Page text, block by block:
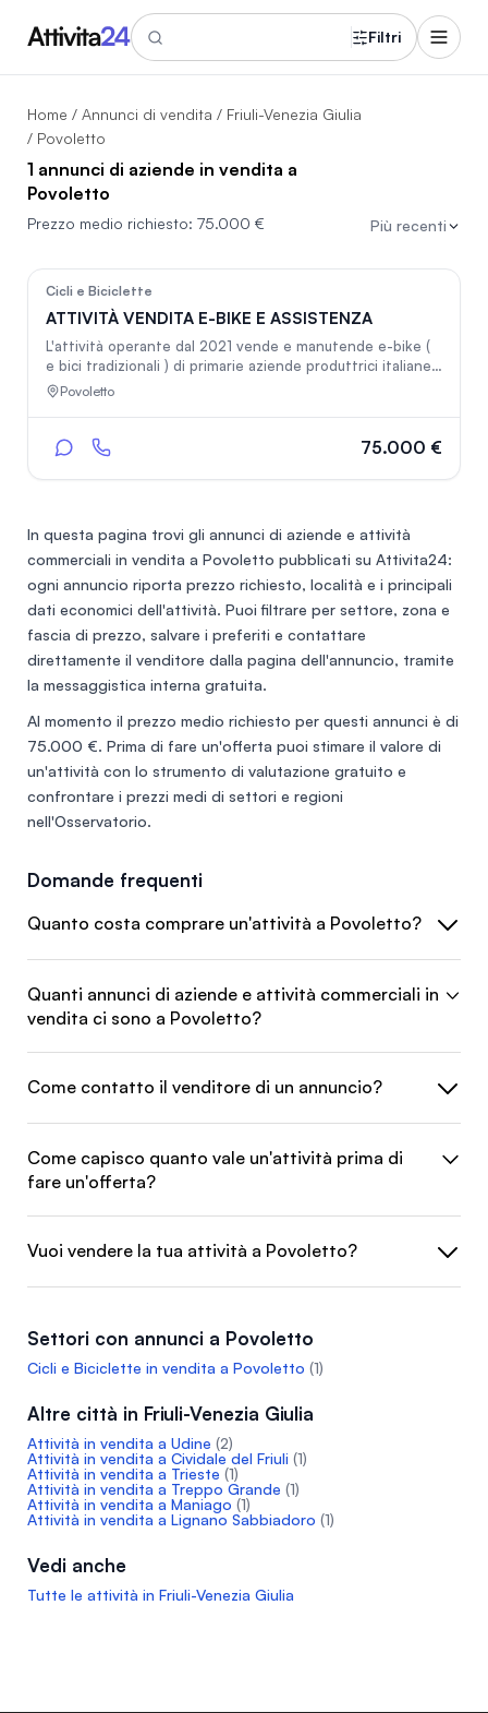
Filtri
Home / Annunci di vendita / Friuli-Venezia Giulia
/ Povoletto
1 annunci di aziende in vendita a
Povoletto
Prezzo medio richiesto: 75.000 € Più recenti
Cicli e Biciclette
ATTIVITÀ VENDITA E-BIKE E ASSISTENZA
L'attività operante dal 2021 vende e manutende e-bike (
e bici tradizionali ) di primarie aziende produttrici italiane
ed estere con rapporti commerciali consolidati nel tempo
commerce. I locali sono protetti da sofisticato impianto di
telecamere, sensori di vibrazione sulle vetrate, strobo
Povoletto
75.000 €
In questa pagina trovi gli annunci di aziende e attività
commerciali in vendita a Povoletto pubblicati su Attivita24:
ogni annuncio riporta prezzo richiesto, località e i principali
dati economici dell'attività. Puoi filtrare per settore, zona e
fascia di prezzo, salvare i preferiti e contattare
direttamente il venditore dalla pagina dell'annuncio, tramite
la messaggistica interna gratuita.
Al momento il prezzo medio richiesto per questi annunci è di
75.000 €. Prima di fare un'offerta puoi stimare il valore di
un'attività con lo strumento di valutazione gratuito e
confrontare i prezzi medi di settori e regioni
nell'Osservatorio.
Domande frequenti
Quanto costa comprare un'attività a Povoletto?
Quanti annunci di aziende e attività commerciali in
vendita ci sono a Povoletto?
Come contatto il venditore di un annuncio?
Come capisco quanto vale un'attività prima di
fare un'offerta?
Vuoi vendere la tua attività a Povoletto?
Settori con annunci a Povoletto
Cicli e Biciclette in vendita a Povoletto (1)
Altre città in Friuli-Venezia Giulia
Attività in vendita a Udine (2)
Attività in vendita a Cividale del Friuli (1)
Attività in vendita a Trieste (1)
Attività in vendita a Treppo Grande (1)
Attività in vendita a Maniago (1)
Attività in vendita a Lignano Sabbiadoro (1)
Vedi anche
Tutte le attività in Friuli-Venezia Giulia